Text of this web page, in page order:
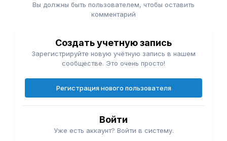
Вы должны быть пользователем, чтобы оставить
комментарий
Создать учетную запись
Зарегистрируйте новую учётную запись в нашем
сообществе. Это очень просто!
Регистрация нового пользователя
Войти
Уже есть аккаунт? Войти в систему.